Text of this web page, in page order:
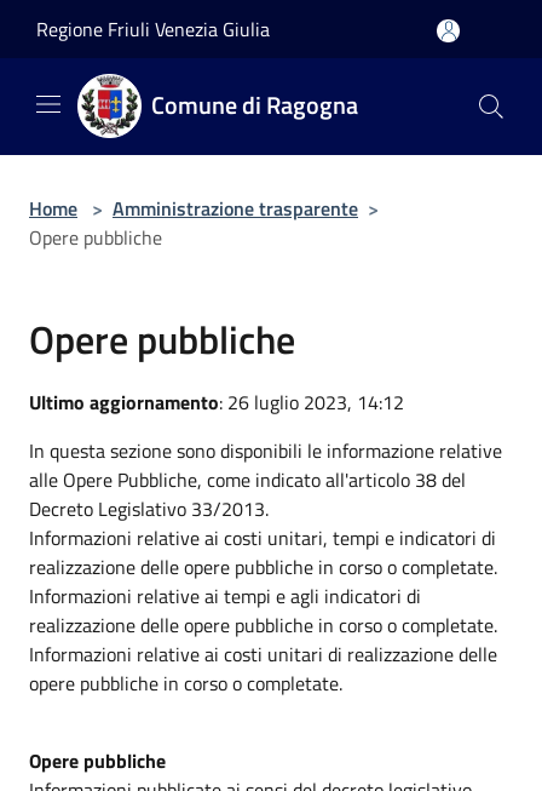
Regione Friuli Venezia Giulia
Comune di Ragogna
Home > Amministrazione trasparente >
Opere pubbliche
Opere pubbliche
Ultimo aggiornamento: 26 luglio 2023, 14:12
In questa sezione sono disponibili le informazione relative
alle Opere Pubbliche, come indicato all'articolo 38 del
Decreto Legislativo 33/2013.
Informazioni relative ai costi unitari, tempi e indicatori di
realizzazione delle opere pubbliche in corso o completate.
Informazioni relative ai tempi e agli indicatori di
realizzazione delle opere pubbliche in corso o completate.
Informazioni relative ai costi unitari di realizzazione delle
opere pubbliche in corso o completate.
Opere pubbliche